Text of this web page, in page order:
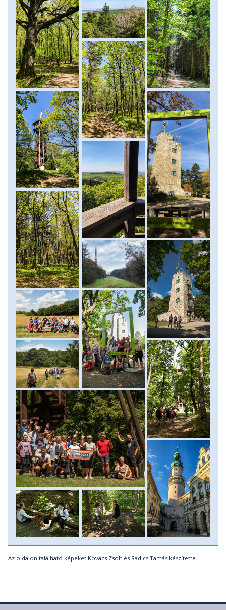
állatvilágába. Egy rövid aszfaltos utat követően a Hét-
bükkfa felé vesszük az irányt a Ciklámen Tanösvényen. Az
ország elsőként kialakított tanösvénye a feltűnő színű és
kellemes illatú erdei ciklámenről kapta a nevét, melyet
nekünk is lesz szerencsénk látni. Szintezős és látványos
úton érjük el a kora vaskori halomsírokat és földvár
sáncrendszert, melyek ékes bizonyítékai, hogy már a Kr. e.
7. században is éltek itt emberek. A közelben található
Várhely kilátóból nyílik talán a legszebb panoráma a
Sopront övező erdőségekre és tiszta időben akár az
ausztriai Schneeberg tömbje is jól kivehető. Miután
kigyönyörködtük magunkat, a hátizsákjainkban hozott
elemózsiából próbáljuk pótolni az eddig elhasznált
energiát. Ezt követően a Fáber-rét érintésével közelítjük a
Sörházdombi kilátót, mely ragasztott tartókból
összeállított csavarozott faszerkezetével építészetileg is
becsülendő, de ami számunkra talán még fontosabb, hogy
remek kilátást nyújt a városra és a Fertő-tóra. (túra
menetidő kb. 6 óra, táv 13-14 km, szint 400 m) Hazaindulás
előtt a további aktív kalandokat keresőkkel a Bécsi dombon
található nyári bobpályát is felkereshetjük, de persze a
soproni Várkerület felfedezése is alternatíva.
Az oldalon található képeket Kovács Zsolt és Radics Tamás készítette.